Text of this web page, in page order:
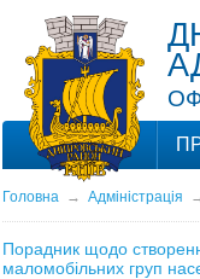
Головна→ Адміністрація
Порадник щодо
маломобільних груп